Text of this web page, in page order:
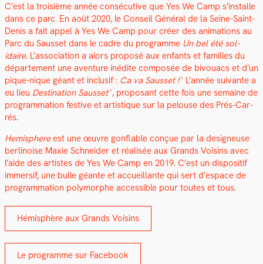
C’est la troisième année con­séc­u­tive que Yes We Camp s’installe
dans ce parc. En août 2020, le Con­seil Général de la Seine-Saint-
Denis a fait appel à Yes We Camp pour créer des ani­ma­tions au
Parc du Saus­set dans le cadre du pro­gramme Un bel été sol­
idaire. L’association a alors pro­posé aux enfants et familles du
départe­ment une aven­ture inédite com­posée de bivouacs et d’un
pique-nique géant et inclusif : Ca va Saus­set ! L’année suiv­ante a
eu lieu Des­ti­na­tion Saus­set , pro­posant cette fois une semaine de
pro­gram­ma­tion fes­tive et artis­tique sur la pelouse des Prés-Car­
rés.
Hemi­sphereest une œuvre gon­flable conçue par la designeuse
berli­noise Max­ie Schnei­der et réal­isée aux Grands Voisins avec
l’aide des artistes de Yes We Camp en 2019. C’est un dis­posi­tif
immer­sif, une bulle géante et accueil­lante qui sert d’espace de
pro­gram­ma­tion poly­mor­phe acces­si­ble pour toutes et tous.
Hémis­phère aux Grands Voisins
Le pro­gramme sur Face­book